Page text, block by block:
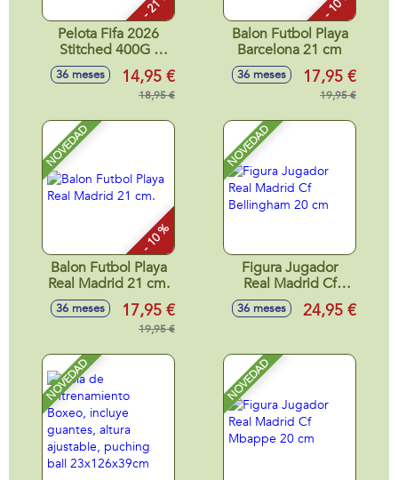
Pelota Fifa 2026
Stitched 400G -
New york
36 meses 14,95 €
18,95 €
Balon Futbol Playa
Barcelona 21 cm
36 meses 17,95 €
19,95 €
NOVEDAD
- 10 %
Balon Futbol Playa
Real Madrid 21 cm.
36 meses 17,95 €
19,95 €
NOVEDAD
Figura Jugador
Real Madrid Cf
Bellingham 20 cm
36 meses 24,95 €
NOVEDAD NOVEDAD